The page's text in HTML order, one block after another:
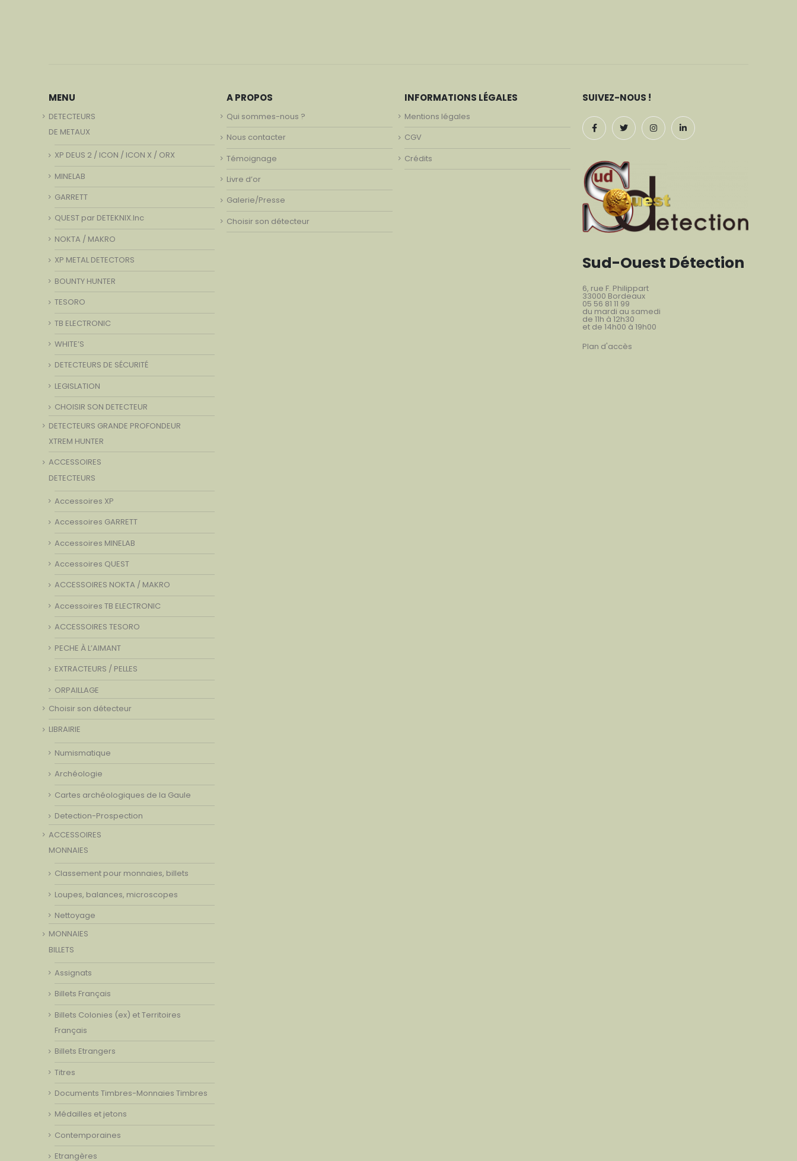
MENU
DETECTEURS
DE METAUX
XP DEUS 2 / ICON / ICON X / ORX
MINELAB
GARRETT
QUEST par DETEKNIX.Inc
NOKTA / MAKRO
XP METAL DETECTORS
BOUNTY HUNTER
TESORO
TB ELECTRONIC
WHITE’S
DETECTEURS DE SÉCURITÉ
LEGISLATION
CHOISIR SON DETECTEUR
DETECTEURS GRANDE PROFONDEUR
XTREM HUNTER
ACCESSOIRES
DETECTEURS
Accessoires XP
Accessoires GARRETT
Accessoires MINELAB
Accessoires QUEST
ACCESSOIRES NOKTA / MAKRO
Accessoires TB ELECTRONIC
ACCESSOIRES TESORO
PECHE À L’AIMANT
EXTRACTEURS / PELLES
ORPAILLAGE
Choisir son détecteur
LIBRAIRIE
Numismatique
Archéologie
Cartes archéologiques de la Gaule
Detection-Prospection
ACCESSOIRES
MONNAIES
Classement pour monnaies, billets
Loupes, balances, microscopes
Nettoyage
MONNAIES
BILLETS
Assignats
Billets Français
Billets Colonies (ex) et Territoires
Français
Billets Etrangers
Titres
Documents Timbres-Monnaies Timbres
Médailles et jetons
Contemporaines
Etrangères
A PROPOS
Qui sommes-nous ?
Nous contacter
Témoignage
Livre d’or
Galerie/Presse
Choisir son détecteur
INFORMATIONS LÉGALES
Mentions légales
CGV
Crédits
SUIVEZ-NOUS !
Sud-Ouest Détection
6, rue F. Philippart
33000 Bordeaux
05 56 81 11 99
du mardi au samedi
de 11h à 12h30
et de 14h00 à 19h00
Plan d'accès